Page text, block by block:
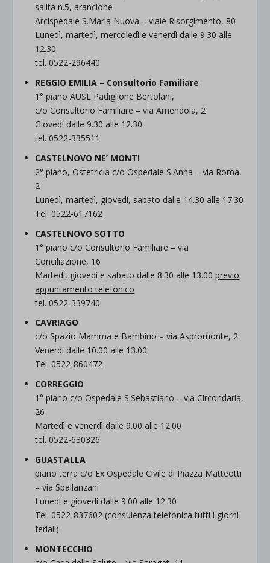
salita n.5, arancione
Arcispedale S.Maria Nuova – viale Risorgimento, 80
Lunedì, martedì, mercoledì e venerdì dalle 9.30 alle
12.30
tel. 0522-296440
REGGIO EMILIA – Consultorio Familiare
1° piano AUSL Padiglione Bertolani,
c/o Consultorio Familiare – via Amendola, 2
Giovedì dalle 9.30 alle 12.30
tel. 0522-335511
CASTELNOVO NE’ MONTI
2° piano, Ostetricia c/o Ospedale S.Anna – via Roma,
2
Lunedì, martedì, giovedì, sabato dalle 14.30 alle 17.30
Tel. 0522-617162
CASTELNOVO SOTTO
1° piano c/o Consultorio Familiare – via
Conciliazione, 16
Martedì, giovedì e sabato dalle 8.30 alle 13.00previo
appuntamento telefonico
tel. 0522-339740
CAVRIAGO
c/o Spazio Mamma e Bambino – via Aspromonte, 2
Venerdì dalle 10.00 alle 13.00
Tel. 0522-860472
CORREGGIO
1° piano c/o Ospedale S.Sebastiano – via Circondaria,
26
Martedì e venerdì dalle 9.00 alle 12.00
tel. 0522-630326
GUASTALLA
piano terra c/o Ex Ospedale Civile di Piazza Matteotti
– via Spallanzani
Lunedì e giovedì dalle 9.00 alle 12.30
Tel. 0522-837602 (consulenza telefonica tutti i giorni
feriali)
MONTECCHIO